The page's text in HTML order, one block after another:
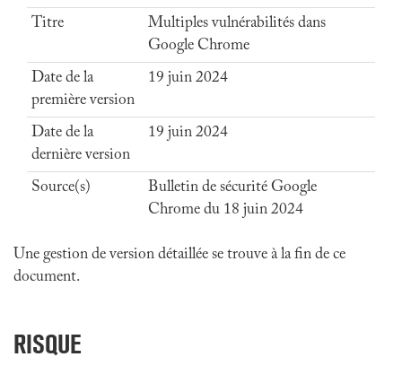
Titre
Multiples vulnérabilités dans
Google Chrome
Date de la
première version
19 juin 2024
Date de la
dernière version
19 juin 2024
Source(s)
Bulletin de sécurité Google
Chrome du 18 juin 2024
Une gestion de version détaillée se trouve à la fin de ce
document.
RISQUE